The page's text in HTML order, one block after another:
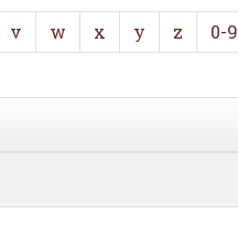
v w x y z 0-9